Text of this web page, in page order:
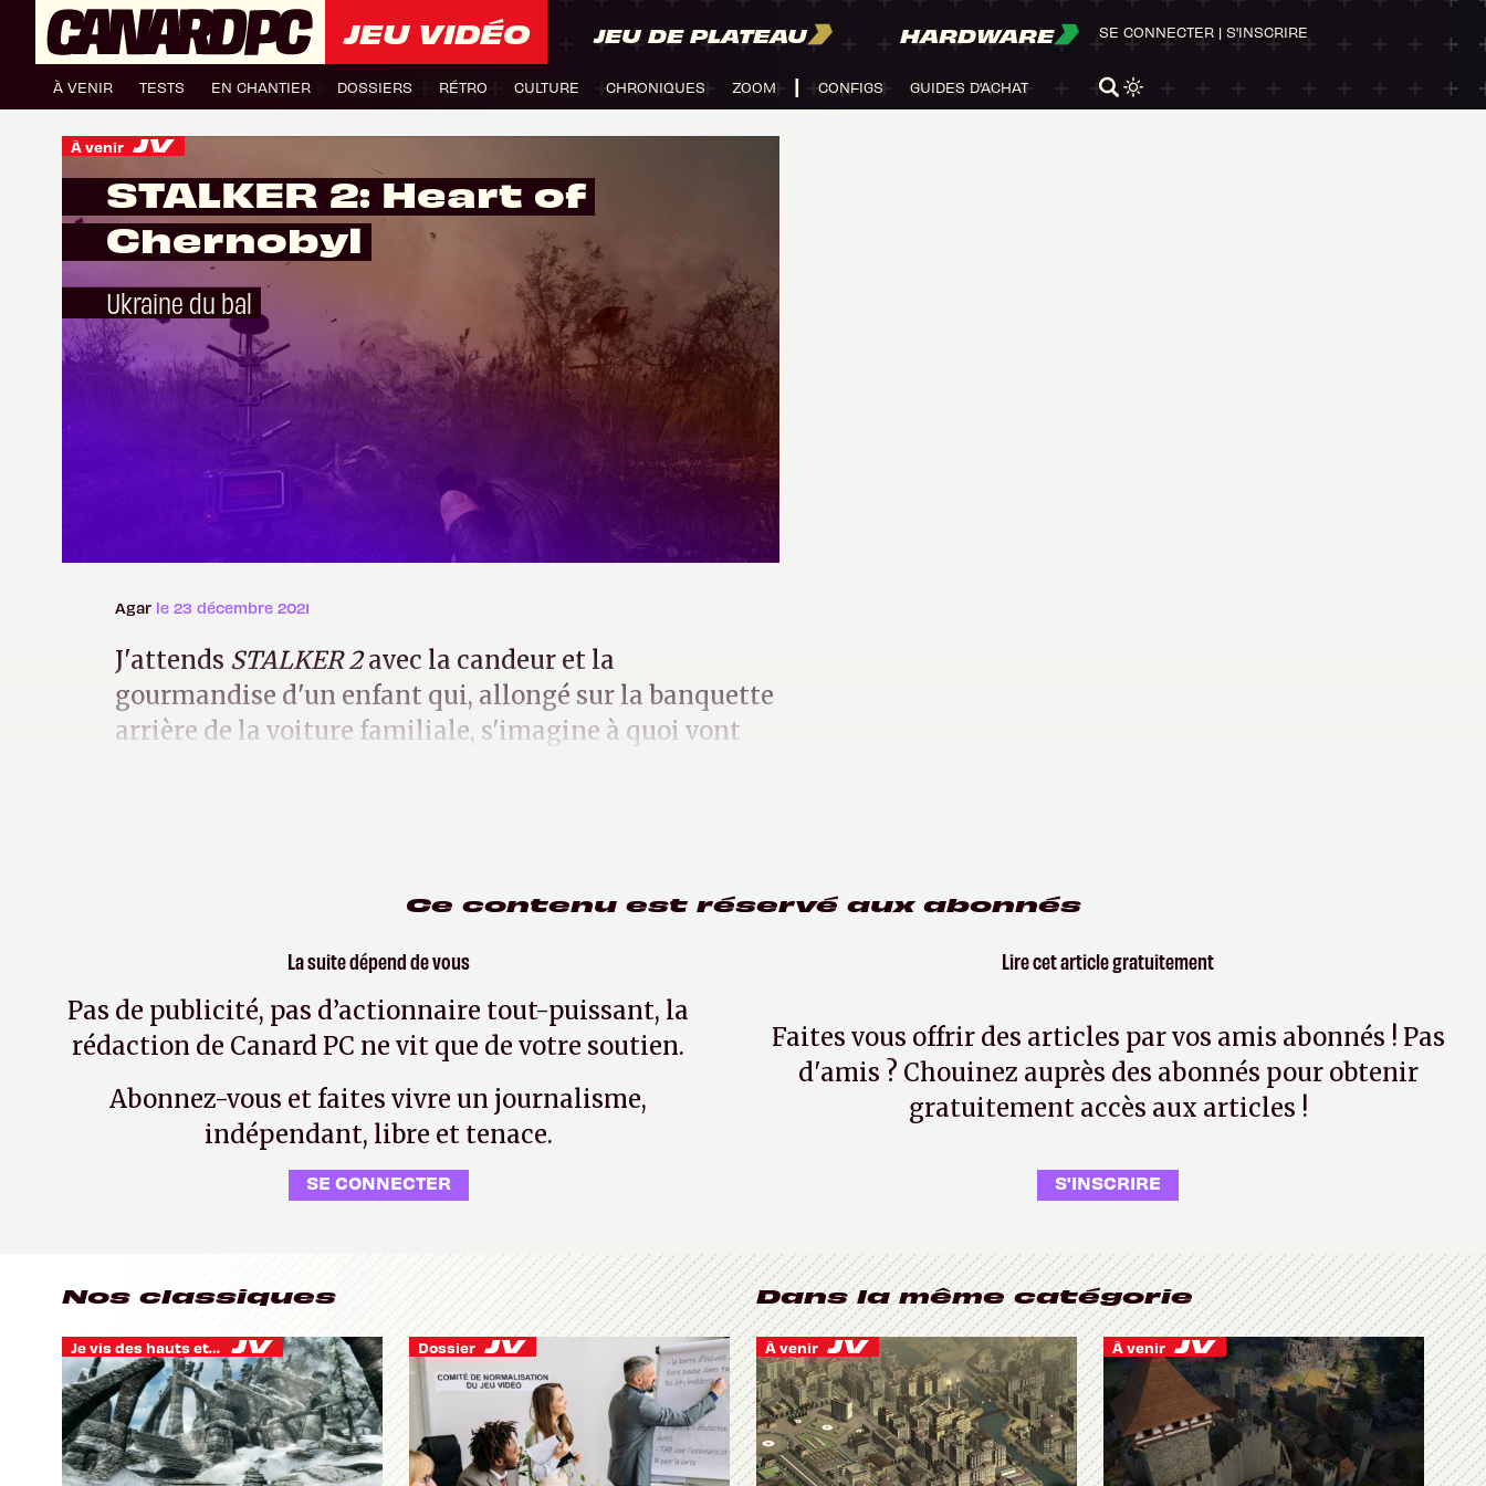
JEU VIDÉO JEU DE PLATEAU HARDWARE
À VENIR TESTS EN CHANTIER DOSSIERS RÉTRO CULTURE CHRONIQUES ZOOM CONFIGS GUIDES D'ACHAT
SE CONNECTER | S'INSCRIRE
À venir
STALKER 2: Heart of
Chernobyl
Ukraine du bal
Agar le 23 décembre 2021
J'attends STALKER 2avec la candeur et la
gourmandise d'un enfant qui, allongé sur la banquette
arrière de la voiture familiale, s'imagine à quoi vont
Ce contenu est réservé aux abonnés
La suite dépend de vous
Pas de publicité, pas d’actionnaire tout-puissant, la
rédaction de Canard PC ne vit que de votre soutien.
Abonnez-vous et faites vivre un journalisme,
indépendant, libre et tenace.
SE CONNECTER
Lire cet article gratuitement
Faites vous offrir des articles par vos amis abonnés ! Pas
d'amis ? Chouinez auprès des abonnés pour obtenir
gratuitement accès aux articles !
S'INSCRIRE
Nos classiques
Je vis des hauts et des bas Dossier
Dans la même catégorie
À venir À venir